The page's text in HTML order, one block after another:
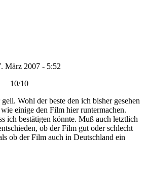
März 2007 - 5:52
10/10
Wohl der beste den ich bisher gesehen
einige den Film hier runtermachen.
ich bestätigen könnte. Muß auch letztlich
ob der Film gut oder schlecht
ob der Film auch in Deutschland ein